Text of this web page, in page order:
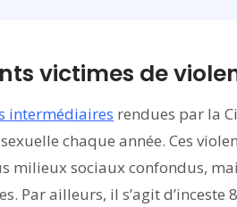
victimes de
intermédiaires rendues par la
chaque année. Ces
milieux sociaux confondus,
Par ailleurs, il s’agit